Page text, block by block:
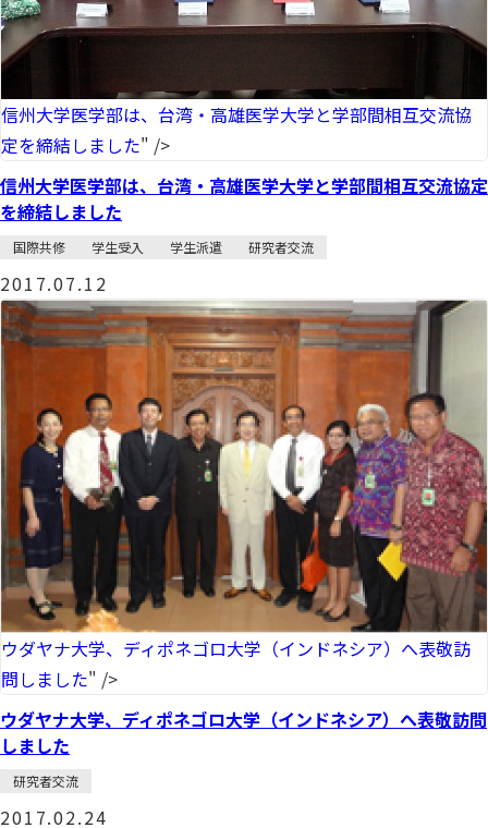
信州大学医学部は、台湾・高雄医学大学と学部間相互交流協
定を締結しました" />
信州大学医学部は、台湾・高雄医学大学と学部間相互交流協定
を締結しました
国際共修 学生受入 学生派遣 研究者交流
2017.07.12
ウダヤナ大学、ディポネゴロ大学（インドネシア）へ表敬訪
問しました" />
ウダヤナ大学、ディポネゴロ大学（インドネシア）へ表敬訪問
しました
研究者交流
2017.02.24